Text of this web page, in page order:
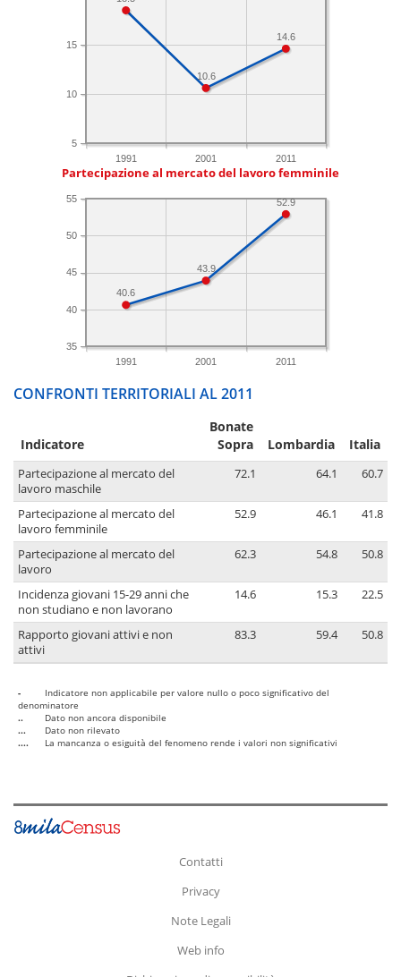
1991 2001 2011
5
10
15
14.6
10.6
Partecipazione al mercato del lavoro femminile
1991 2001 2011
35
40
45
50
55 52.9
43.9
40.6
CONFRONTI TERRITORIALI AL 2011
Indicatore
Bonate
Sopra
Lombardia Italia
Partecipazione al mercato del
lavoro maschile
72.1 64.1 60.7
Partecipazione al mercato del
lavoro femminile
52.9 46.1 41.8
Partecipazione al mercato del
lavoro
62.3 54.8 50.8
Incidenza giovani 15-29 anni che
non studiano e non lavorano
14.6 15.3 22.5
Rapporto giovani attivi e non
attivi
83.3 59.4 50.8
-
Indicatore non applicabile per valore nullo o poco significativo del
denominatore
..
Dato non ancora disponibile
...
Dato non rilevato
....
La mancanza o esiguità del fenomeno rende i valori non significativi
Contatti
Privacy
Note Legali
Web info